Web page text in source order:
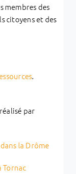
membres des
citoyens et des
.
par
la Drôme
Tornac